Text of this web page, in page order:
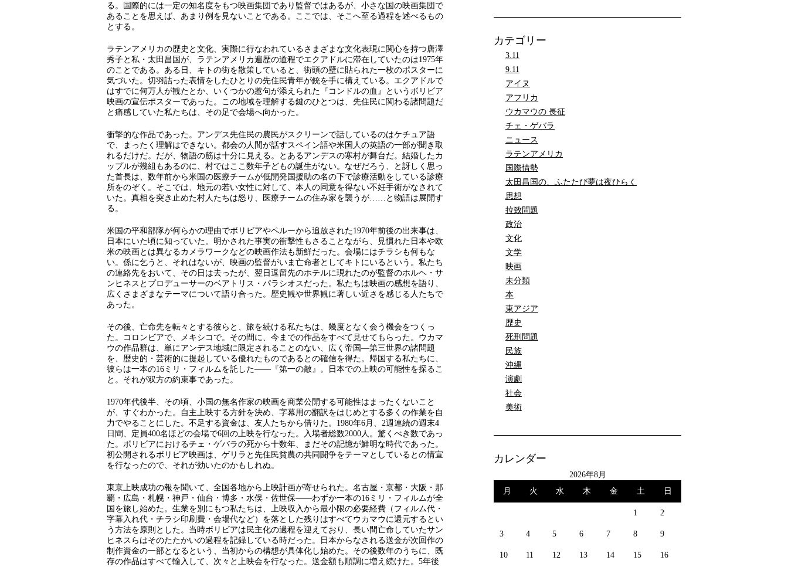
る。国際的には一定の知名度をもつ映画集団であり監督ではあるが、小さな国の映画集団で
あることを思えば、あまり例を見ないことである。ここでは、そこへ至る過程を述べるもの
とする。
ラテンアメリカの歴史と文化、実際に行なわれているさまざまな文化表現に関心を持つ唐澤
秀子と私・太田昌国が、ラテンアメリカ遍歴の道程でエクアドルに滞在していたのは1975年
のことである。ある日、キトの街を散策していると、街頭の壁に貼られた一枚のポスターに
気づいた。切羽詰った表情をしたひとりの先住民青年が銃を手に構えている。エクアドルで
はすでに何万人が観たとか、いくつかの惹句が添えられた『コンドルの血』というボリビア
映画の宣伝ポスターであった。この地域を理解する鍵のひとつは、先住民に関わる諸問題だ
と痛感していた私たちは、その足で会場へ向かった。
衝撃的な作品であった。アンデス先住民の農民がスクリーンで話しているのはケチュア語
で、まったく理解はできない。都会の人間が話すスペイン語や米国人の英語の一部が聞き取
れるだけだ。だが、物語の筋は十分に見える。とあるアンデスの寒村が舞台だ。結婚したカ
ップルが幾組もあるのに、村ではここ数年子どもの誕生がない。なぜだろう、と訝しく思っ
た首長は、数年前から米国の医療チームが低開発国援助の名の下で診療活動をしている診療
所をのぞく。そこでは、地元の若い女性に対して、本人の同意を得ない不妊手術がなされて
いた。真相を突き止めた村人たちは怒り、医療チームの住み家を襲うが……と物語は展開す
る。
米国の平和部隊が何らかの理由でボリビアやペルーから追放された1970年前後の出来事は、
日本にいた頃に知っていた。明かされた事実の衝撃性もさることながら、見慣れた日本や欧
米の映画とは異なるカメラワークなどの映画作法も新鮮だった。会場にはチラシも何もな
い。係に乞うと、それはないが、映画の監督がいま亡命者としてキトにいるという。私たち
の連絡先をおいて、その日は去ったが、翌日逗留先のホテルに現れたのが監督のホルヘ・サ
ンヒネスとプロデューサーのベアトリス・パラシオスだった。私たちは映画の感想を語り、
広くさまざまなテーマについて語り合った。歴史観や世界観に著しい近さを感じる人たちで
あった。
その後、亡命先を転々とする彼らと、旅を続ける私たちは、幾度となく会う機会をつくっ
た。コロンビアで、メキシコで。その間に、今までの作品をすべて見せてもらった。ウカマ
ウの作品群は、単にアンデス地域に限定されることのない、広く帝国―第三世界の諸問題
を、歴史的・芸術的に提起している優れたものであるとの確信を得た。帰国する私たちに、
彼らは一本の16ミリ・フィルムを託した――『第一の敵』。日本での上映の可能性を探るこ
と。それが双方の約束事であった。
1970年代後半、その頃、小国の無名作家の映画を商業公開する可能性はまったくないこと
が、すぐわかった。自主上映する方針を決め、字幕用の翻訳をはじめとする多くの作業を自
力でやることにした。不足する資金は、友人たちから借りた。1980年6月、2週連続の週末4
日間、定員400名ほどの会場で6回の上映を行なった。入場者総数2000人。驚くべき数であっ
た。ボリビアにおけるチェ・ゲバラの死から十数年、まだその記憶が鮮明な時代であった。
初公開されるボリビア映画は、ゲリラと先住民貧農の共同闘争をテーマとしているとの情宣
を行なったので、それが効いたのかもしれぬ。
東京上映成功の報を聞いて、全国各地から上映計画が寄せられた。名古屋・京都・大阪・那
覇・広島・札幌・神戸・仙台・博多・水俣・佐世保――わずか一本の16ミリ・フィルムが全
国を旅し始めた。生業を別にもつ私たちは、上映収入から最小限の必要経費（フィルム代・
字幕入れ代・チラシ印刷費・会場代など）を落とした残りはすべてウカマウに還元するとい
う方法を原則とした。当時ボリビアは民主化の過程を迎えており、長い間亡命していたサン
ヒネスらはそのたたかいの過程を記録している時だった。日本からなされる送金が次回作の
制作資金の一部となるという、当初からの構想が具体化し始めた。その後数年のうちに、既
存の作品はすべて輸入して、次々と上映会を行なった。送金額も順調に増え続けた。5年後
カテゴリー
3.11
9.11
アイヌ
アフリカ
ウカマウの 長征
チェ・ゲバラ
ニュース
ラテンアメリカ
国際情勢
太田昌国の、ふたたび夢は夜ひらく
思想
拉致問題
政治
文化
文学
映画
未分類
本
東アジア
歴史
死刑問題
民族
沖縄
演劇
社会
美術
カレンダー
2026年8月
月
火 水 木 金 土 日
1 2
3 4 5 6 7 8 9
10 11 12 13 14 15 16